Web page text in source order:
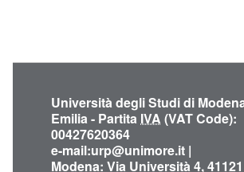
Università degli Studi di
Emilia - Partita IVA (VAT Code):
00427620364
e-mail:urp@unimore.it |
Modena: Via Università 4,